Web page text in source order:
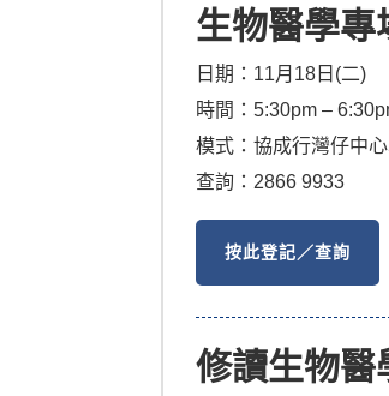
生物醫學專
日期：11月18日(二)
時間：5:30pm –
模式：協成行灣仔中
查詢：2866 9933
按此登記／查詢
修讀生物醫